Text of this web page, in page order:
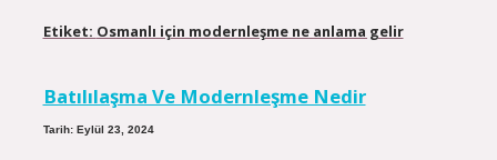
Etiket: Osmanlı için modernleşme ne anlama gelir
Batılılaşma Ve Modernleşme Nedir
Tarih: Eylül 23, 2024